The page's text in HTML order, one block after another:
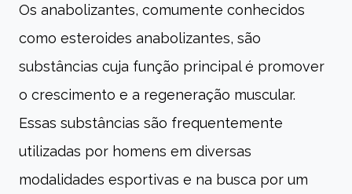
Os anabolizantes, comumente conhecidos
como esteroides anabolizantes, são
substâncias cuja função principal é promover
o crescimento e a regeneração muscular.
Essas substâncias são frequentemente
utilizadas por homens em diversas
modalidades esportivas e na busca por um